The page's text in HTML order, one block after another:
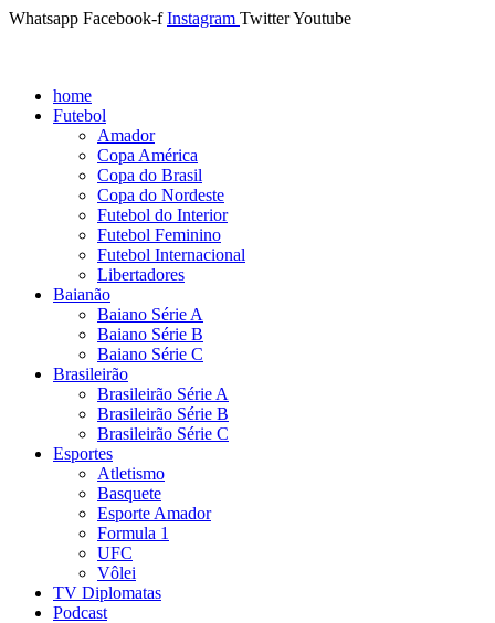
Whatsapp Facebook-f Instagram TwitterYoutube
home
Futebol
Amador
Copa América
Copa do Brasil
Copa do Nordeste
Futebol do Interior
Futebol Feminino
Futebol Internacional
Libertadores
Baianão
Baiano Série A
Baiano Série B
Baiano Série C
Brasileirão
Brasileirão Série A
Brasileirão Série B
Brasileirão Série C
Esportes
Atletismo
Basquete
Esporte Amador
Formula 1
UFC
Vôlei
TV Diplomatas
Podcast